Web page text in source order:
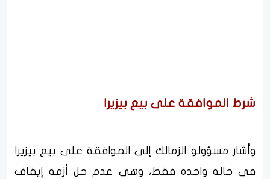
شرط الموافقة على بيع بيزيرا
وأشار مسؤولو الزمالك إلى الموافقة على بيع بيزيرا
فى حالة واحدة فقط، وهى عدم حل أزمة إيقاف